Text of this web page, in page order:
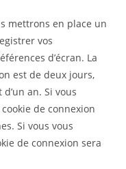
mettrons en place un
vos
d’écran. La
est de deux jours,
d’un an. Si vous
de connexion
Si vous vous
de connexion sera